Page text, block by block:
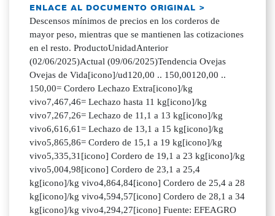
ENLACE AL DOCUMENTO ORIGINAL >
Descensos mínimos de precios en los corderos de
mayor peso, mientras que se mantienen las cotizaciones
en el resto. ProductoUnidadAnterior
(02/06/2025)Actual (09/06/2025)Tendencia Ovejas
Ovejas de Vida[icono]/ud120,00 .. 150,00120,00 ..
150,00= Cordero Lechazo Extra[icono]/kg
vivo7,467,46= Lechazo hasta 11 kg[icono]/kg
vivo7,267,26= Lechazo de 11,1 a 13 kg[icono]/kg
vivo6,616,61= Lechazo de 13,1 a 15 kg[icono]/kg
vivo5,865,86= Cordero de 15,1 a 19 kg[icono]/kg
vivo5,335,31[icono] Cordero de 19,1 a 23 kg[icono]/kg
vivo5,004,98[icono] Cordero de 23,1 a 25,4
kg[icono]/kg vivo4,864,84[icono] Cordero de 25,4 a 28
kg[icono]/kg vivo4,594,57[icono] Cordero de 28,1 a 34
kg[icono]/kg vivo4,294,27[icono] Fuente: EFEAGRO